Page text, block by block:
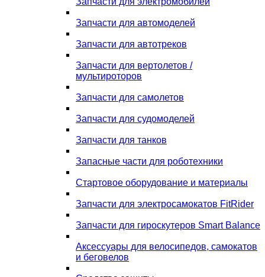
Запчасти для автомоделей
Запчасти для автотреков
Запчасти для вертолетов /
мультироторов
Запчасти для самолетов
Запчасти для судомоделей
Запчасти для танков
Запасные части для роботехники
Стартовое оборудование и материалы
Запчасти для электросамокатов FitRider
Запчасти для гироскутеров Smart Balance
Аксессуары для велосипедов, самокатов
и беговелов